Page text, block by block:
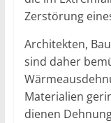
Zerstörung
Architekten,
sind daher
Materialien
dienen